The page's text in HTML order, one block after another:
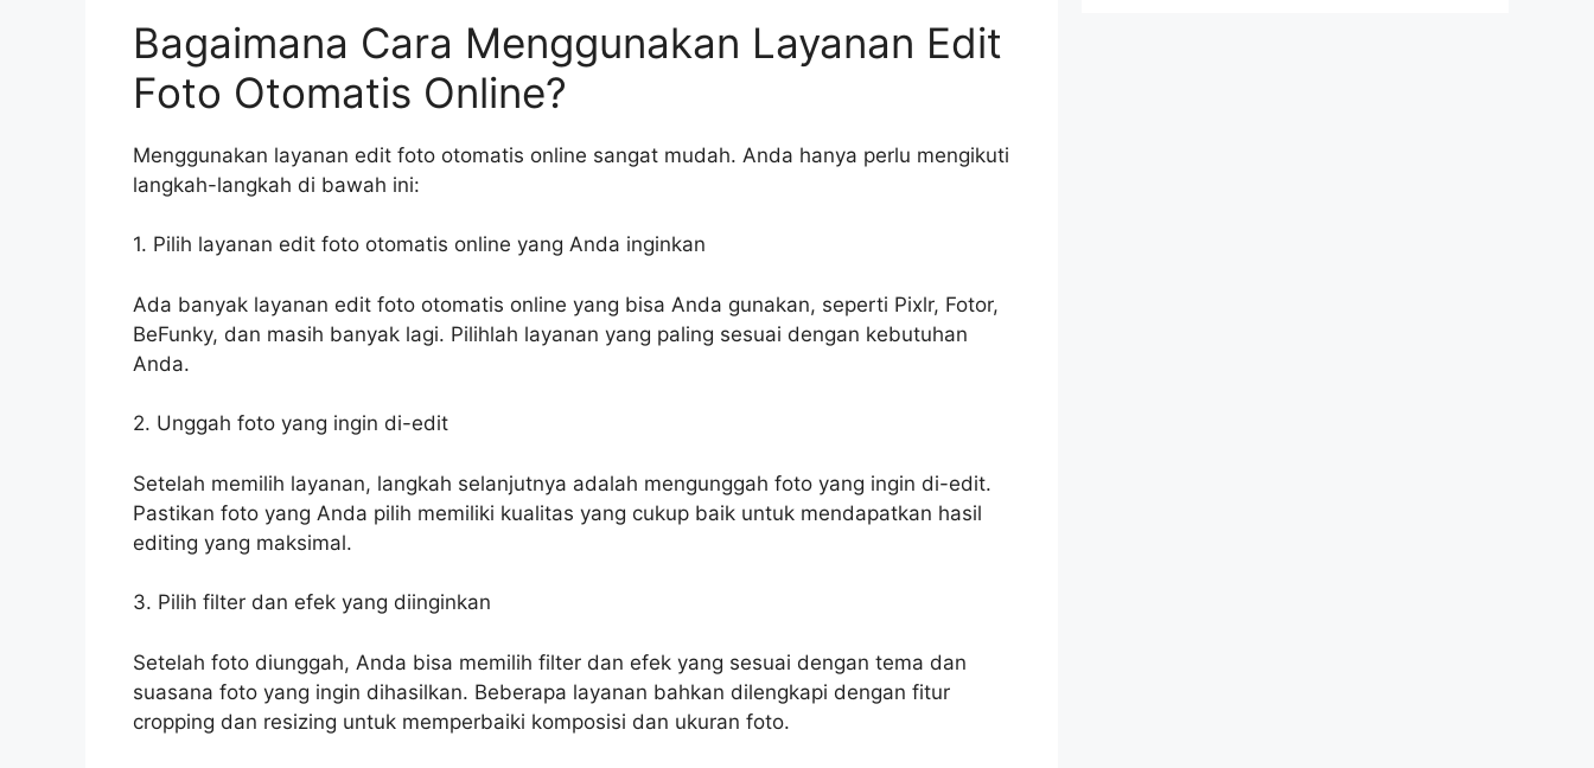
Bagaimana Cara Menggunakan Layanan Edit
Foto Otomatis Online?
Menggunakan layanan edit foto otomatis online sangat mudah. Anda hanya perlu mengikuti
langkah-langkah di bawah ini:
1. Pilih layanan edit foto otomatis online yang Anda inginkan
Ada banyak layanan edit foto otomatis online yang bisa Anda gunakan, seperti Pixlr, Fotor,
BeFunky, dan masih banyak lagi. Pilihlah layanan yang paling sesuai dengan kebutuhan
Anda.
2. Unggah foto yang ingin di-edit
Setelah memilih layanan, langkah selanjutnya adalah mengunggah foto yang ingin di-edit.
Pastikan foto yang Anda pilih memiliki kualitas yang cukup baik untuk mendapatkan hasil
editing yang maksimal.
3. Pilih filter dan efek yang diinginkan
Setelah foto diunggah, Anda bisa memilih filter dan efek yang sesuai dengan tema dan
suasana foto yang ingin dihasilkan. Beberapa layanan bahkan dilengkapi dengan fitur
cropping dan resizing untuk memperbaiki komposisi dan ukuran foto.